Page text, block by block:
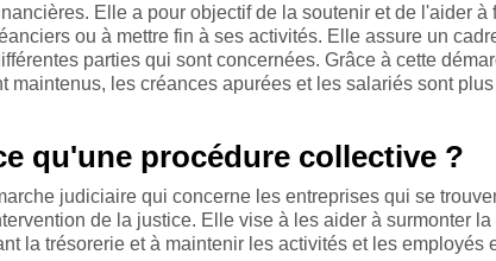
Elle a pour objectif de la soutenir et de l'aider à
ou à mettre fin à ses activités. Elle assure un
parties qui sont concernées. Grâce à cette
maintenus, les créances apurées et les salariés sont
qu'une procédure collective ?
judiciaire qui concerne les entreprises qui se
de la justice. Elle vise à les aider à surmonter
la trésorerie et à maintenir les activités et les employés